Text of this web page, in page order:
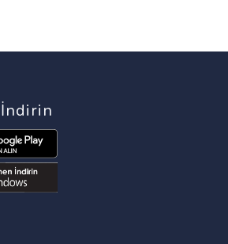
İndirin